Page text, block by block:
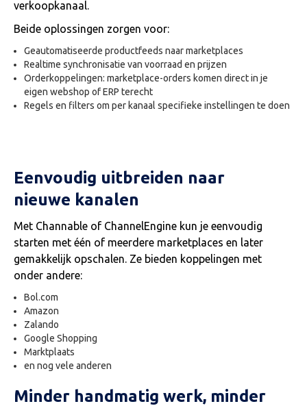
verkoopkanaal.
Beide oplossingen zorgen voor:
Geautomatiseerde productfeeds naar marketplaces
Realtime synchronisatie van voorraad en prijzen
Orderkoppelingen: marketplace-orders komen direct in je
eigen webshop of ERP terecht
Regels en filters om per kanaal specifieke instellingen te doen
Eenvoudig uitbreiden naar
nieuwe kanalen
Met Channable of ChannelEngine kun je eenvoudig
starten met één of meerdere marketplaces en later
gemakkelijk opschalen. Ze bieden koppelingen met
onder andere:
Bol.com
Amazon
Zalando
Google Shopping
Marktplaats
en nog vele anderen
Minder handmatig werk, minder